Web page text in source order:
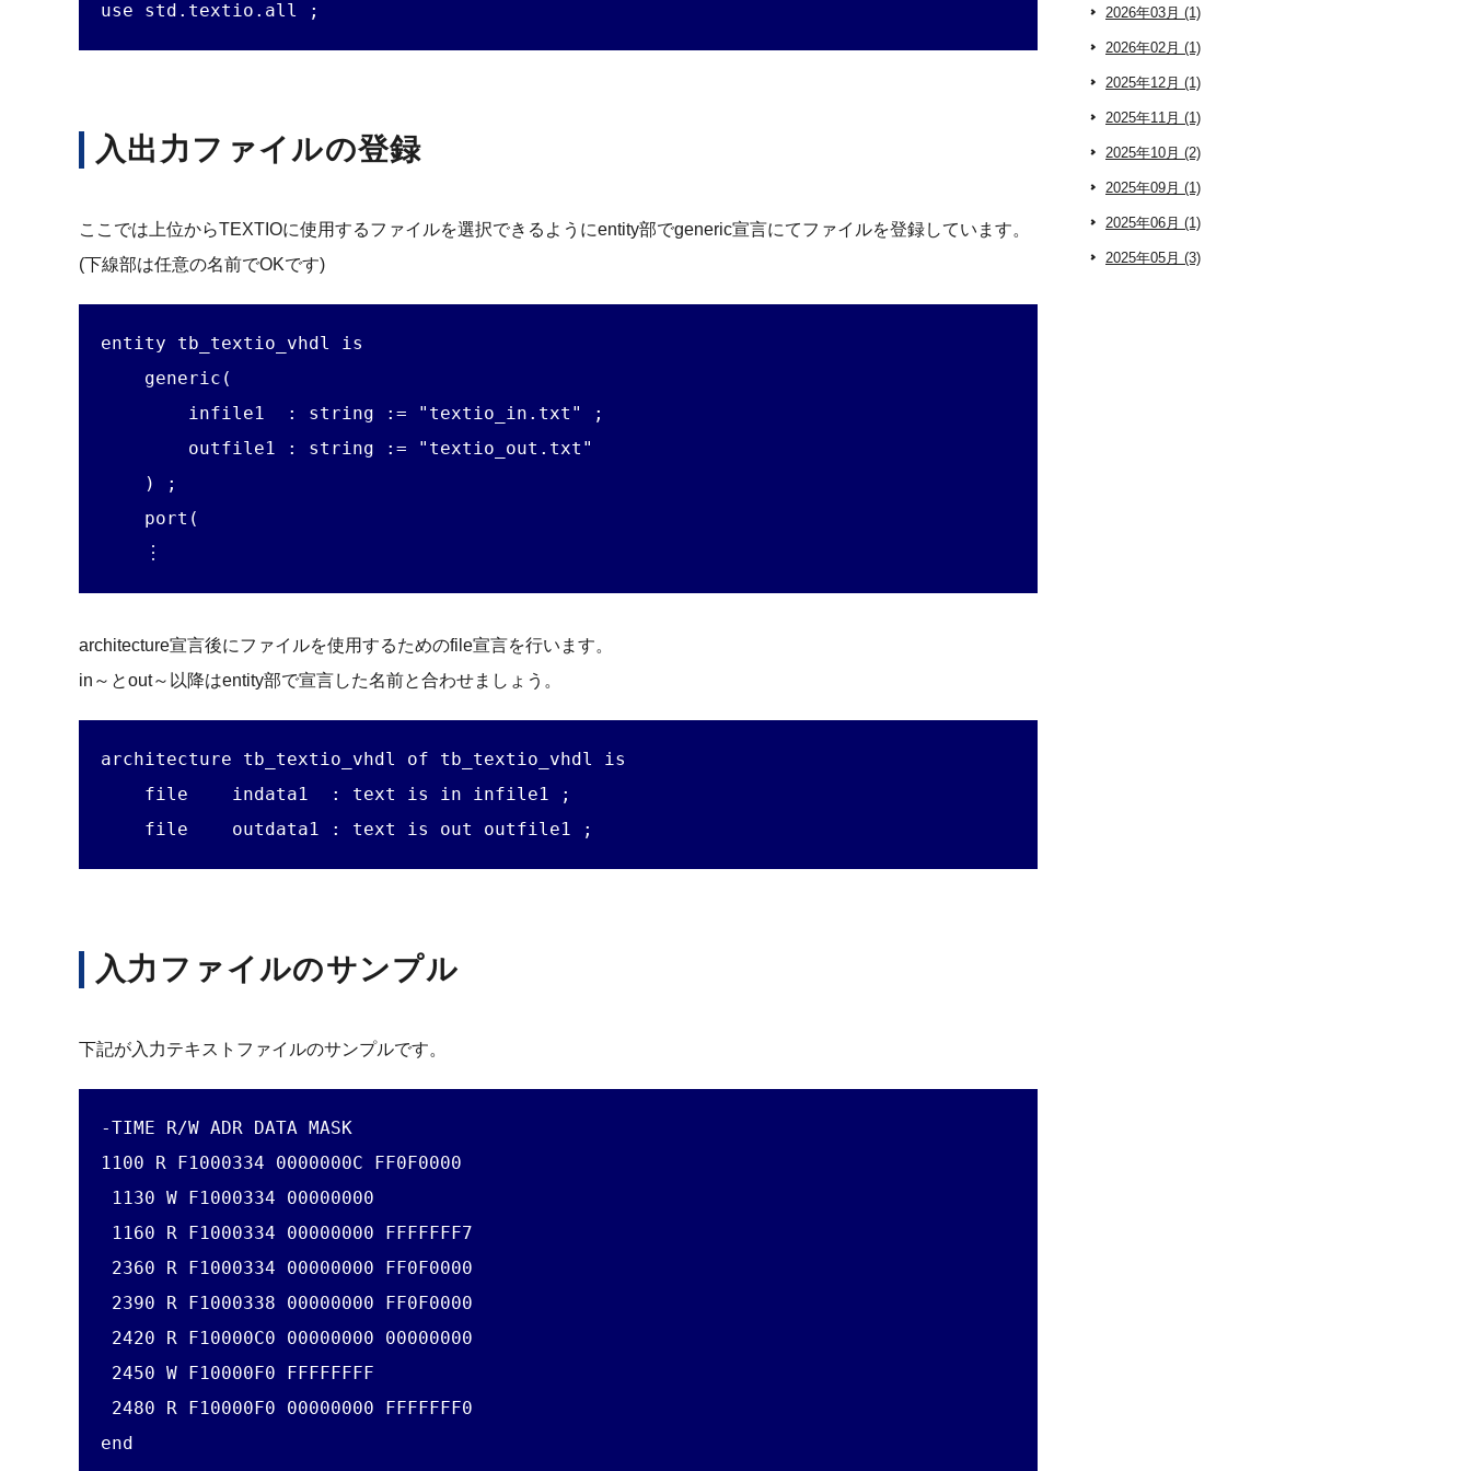
use std.textio.all ;
入出力ファイルの登録
ここでは上位からTEXTIOに使用するファイルを選択できるようにentity部でgeneric宣言にてファイルを登録しています。
(下線部は任意の名前でOKです)
entity tb_textio_vhdl is
    generic(
        infile1  : string := "textio_in.txt" ;
        outfile1 : string := "textio_out.txt"
    ) ;
    port(
    ︙
architecture宣言後にファイルを使用するためのfile宣言を行います。
in～とout～以降はentity部で宣言した名前と合わせましょう。
architecture tb_textio_vhdl of tb_textio_vhdl is
    file    indata1  : text is in infile1 ;
    file    outdata1 : text is out outfile1 ;
入力ファイルのサンプル
下記が入力テキストファイルのサンプルです。
-TIME R/W ADR DATA MASK
1100 R F1000334 0000000C FF0F0000
1130 W F1000334 00000000
1160 R F1000334 00000000 FFFFFFF7
2360 R F1000334 00000000 FF0F0000
2390 R F1000338 00000000 FF0F0000
2420 R F10000C0 00000000 00000000
2450 W F10000F0 FFFFFFFF
2480 R F10000F0 00000000 FFFFFFF0
end
2026年03月 (1)
2026年02月 (1)
2025年12月 (1)
2025年11月 (1)
2025年10月 (2)
2025年09月 (1)
2025年06月 (1)
2025年05月 (3)